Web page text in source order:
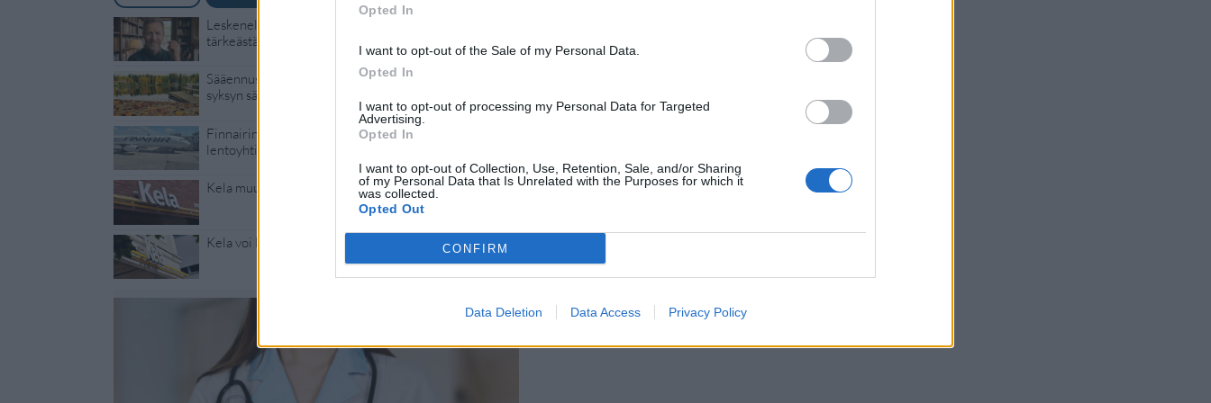
Opted In
I want to opt-out of the Sale of my Personal Data.
Opted In
I want to opt-out of processing my Personal Data for Targeted
Advertising.
Opted In
I want to opt-out of Collection, Use, Retention, Sale, and/or Sharing
of my Personal Data that Is Unrelated with the Purposes for which it
was collected.
Opted Out
CONFIRM
Data Deletion Data Access Privacy Policy
Leskeneläke ei kuulu kaikille – Kela muistuttaa
tärkeästä ikärajasta
Sääennuste ulottuu nyt marraskuulle – tältä näyttää
syksyn sää
Finnairin lennoista osan lentää jatkossa toinen
lentoyhtiö – matkustajille tärkeä rajoitus
Kela muuttaa terapiakäytäntöä
Kela voi leikata tukia ulkomaanmatkan vuoksi